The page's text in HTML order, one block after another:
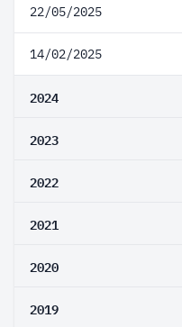
22/05/2025
14/02/2025
2024
2023
2022
2021
2020
2019